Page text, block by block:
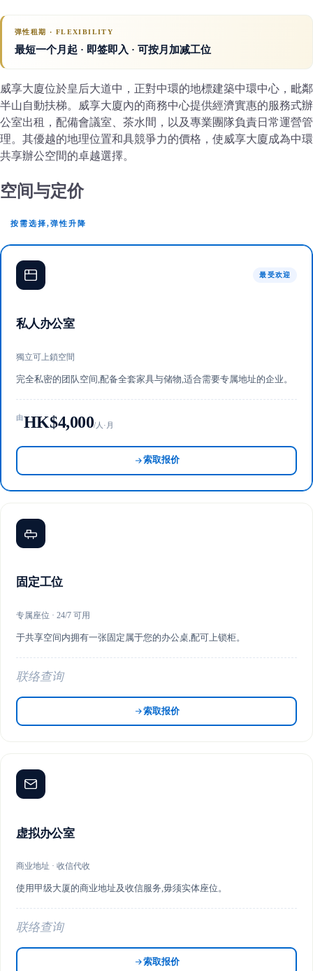
弹性租期 · FLEXIBILITY
最短一个月起 · 即签即入 · 可按月加减工位
威享大廈位於皇后大道中，正對中環的地標建築中環中心，毗鄰
半山自動扶梯。威享大廈內的商務中心提供經濟實惠的服務式辦
公室出租，配備會議室、茶水間，以及專業團隊負責日常運營管
理。其優越的地理位置和具競爭力的價格，使威享大廈成為中環
共享辦公空間的卓越選擇。
空间与定价
按需选择,弹性升降
最受欢迎
私人办公室
獨立可上鎖空間
完全私密的团队空间,配备全套家具与储物,适合需要专属地址的企业。
由HK$4,000/人·月
索取报价
固定工位
专属座位 · 24/7 可用
于共享空间内拥有一张固定属于您的办公桌,配可上锁柜。
联络查询
索取报价
虚拟办公室
商业地址 · 收信代收
使用甲级大厦的商业地址及收信服务,毋须实体座位。
联络查询
索取报价